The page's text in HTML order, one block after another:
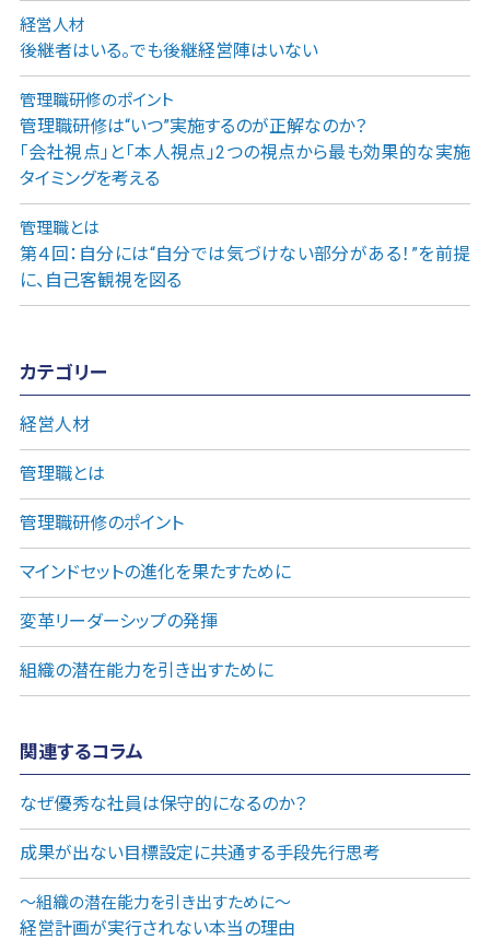
経営人材
後継者はいる。でも後継経営陣はいない
管理職研修のポイント
管理職研修は“いつ”実施するのが正解なのか？
「会社視点」と「本人視点」2つの視点から最も効果的な実施
タイミングを考える
管理職とは
第４回：自分には“自分では気づけない部分がある！”を前提
に、自己客観視を図る
カテゴリー
経営人材
管理職とは
管理職研修のポイント
マインドセットの進化を果たすために
変革リーダーシップの発揮
組織の潜在能力を引き出すために
関連するコラム
なぜ優秀な社員は保守的になるのか？
成果が出ない目標設定に共通する手段先行思考
～組織の潜在能力を引き出すために～
経営計画が実行されない本当の理由